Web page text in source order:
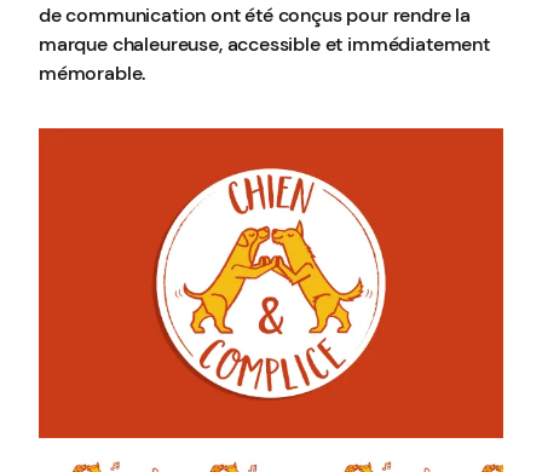
de communication ont été conçus pour rendre la
marque chaleureuse, accessible et immédiatement
mémorable.